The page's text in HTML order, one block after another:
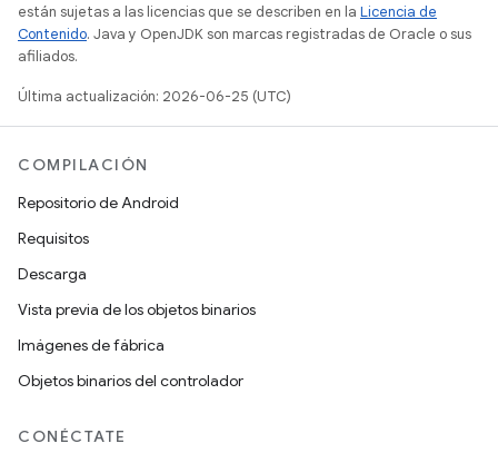
están sujetas a las licencias que se describen en la Licencia de
Contenido. Java y OpenJDK son marcas registradas de Oracle o sus
afiliados.
Última actualización: 2026-06-25 (UTC)
COMPILACIÓN
Repositorio de Android
Requisitos
Descarga
Vista previa de los objetos binarios
Imágenes de fábrica
Objetos binarios del controlador
CONÉCTATE